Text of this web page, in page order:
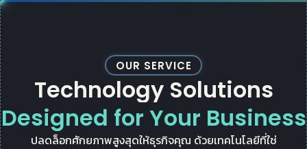
OUR SERVICE
Technology Solutions
Designed for Your Business
ปลดล็อกศักยภาพสูงสุดให้ธุรกิจคุณ ด้วยเทคโนโลยีที่ใช่